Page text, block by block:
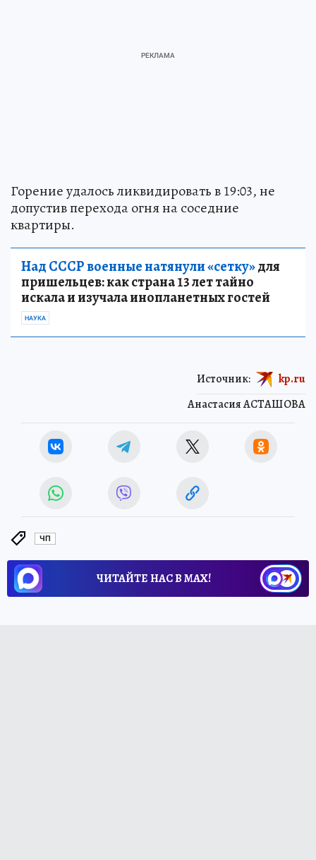
Горение удалось ликвидировать в 19:03, не
допустив перехода огня на соседние
квартиры.
Над СССР военные натянули «сетку»для
пришельцев: как страна 13 лет тайно
искала и изучала инопланетных гостей
НАУКА
Анастасия АСТАШОВА
Источник: kp.ru
ЧП
ЧИТАЙТЕ НАС В МАХ!